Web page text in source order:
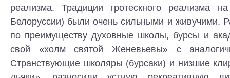
реализма. Традиции гротескного реализма
Белоруссии) были очень сильными и живучими.
по преимуществу духовные школы, бурсы и
свой «холм святой Женевьевы» с
Странствующие школяры (бурсаки) и низшие